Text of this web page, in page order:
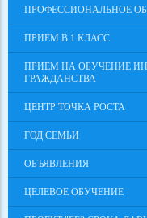
ПРОФЕССИОНАЛЬНОЕ
ПРИЕМ В 1 КЛАСС
ПРИЕМ НА ОБУЧЕНИЕ
ГРАЖДАНСТВА
ЦЕНТР ТОЧКА РОСТА
ГОД СЕМЬИ
ОБЪЯВЛЕНИЯ
ЦЕЛЕВОЕ ОБУЧЕНИЕ